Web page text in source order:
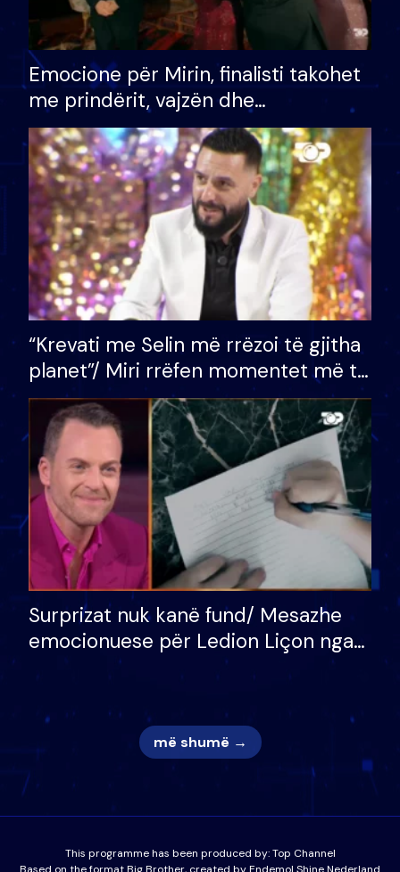
Emocione për Mirin, finalisti takohet
me prindërit, vajzën dhe
bashkëshorten: S’kemi ndonjë letër
divorci apo jo?
“Krevati me Selin më rrëzoi të gjitha
planet”/ Miri rrëfen momentet më të
bukura në shtëpinë e BB VIP: Do më
mungojë zilja e mëngjesit kur…
Surprizat nuk kanë fund/ Mesazhe
emocionuese për Ledion Liçon nga
nëna dhe fëmijët e tij, moderatori
më shumë →
This programme has been produced by:Top Channel